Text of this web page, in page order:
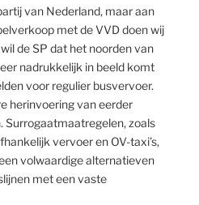
van Nederland, maar aan
met de VVD doen wij
de SP dat het noorden van
nadrukkelijk in beeld komt
voor regulier busvervoer.
herinvoering van eerder
Surrogaatmaatregelen, zoals
vervoer en OV-taxi’s,
volwaardige alternatieven
met een vaste